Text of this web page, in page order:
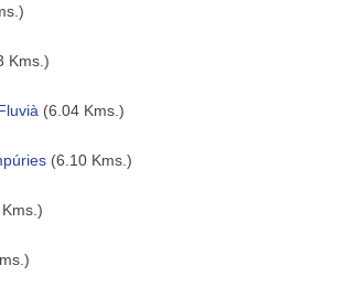
Kms.)
(6.04 Kms.)
(6.10 Kms.)